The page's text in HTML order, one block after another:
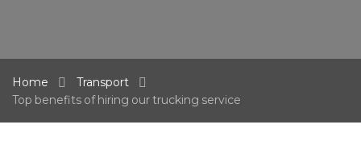
Home
Transport
Top benefits of hiring our trucking service